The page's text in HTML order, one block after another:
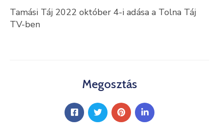
Keresés
Tamási Táj 2022 október 4-i adása a Tolna Táj
TV-ben
Megosztás